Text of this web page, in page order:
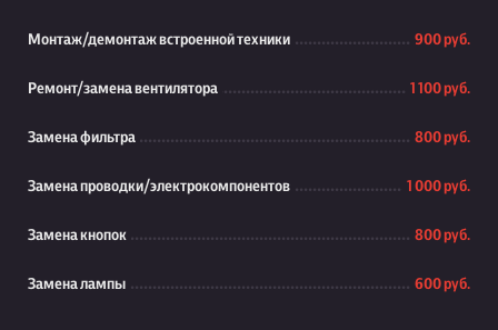
Монтаж/демонтаж встроенной техники 900 руб.
Ремонт/замена вентилятора 1 100 руб.
Замена фильтра 800 руб.
Замена проводки/электрокомпонентов 1 000 руб.
Замена кнопок 800 руб.
Замена лампы 600 руб.